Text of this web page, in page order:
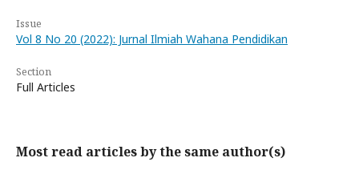
Issue
Vol 8 No 20 (2022): Jurnal Ilmiah Wahana Pendidikan
Section
Full Articles
Most read articles by the same author(s)